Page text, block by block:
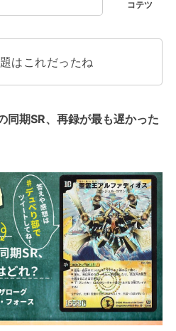
はこれだったね
同期SR、再録が最も遅かった